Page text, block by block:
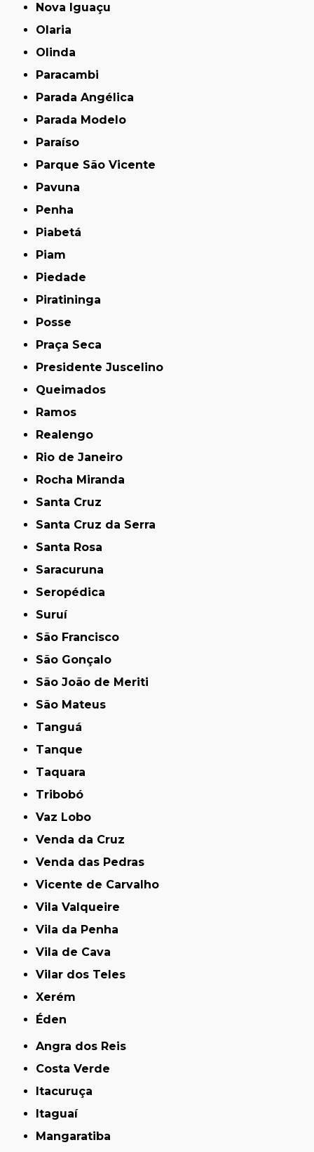
Nova Iguaçu
Olaria
Olinda
Paracambi
Parada Angélica
Parada Modelo
Paraíso
Parque São Vicente
Pavuna
Penha
Piabetá
Piam
Piedade
Piratininga
Posse
Praça Seca
Presidente Juscelino
Queimados
Ramos
Realengo
Rio de Janeiro
Rocha Miranda
Santa Cruz
Santa Cruz da Serra
Santa Rosa
Saracuruna
Seropédica
Suruí
São Francisco
São Gonçalo
São João de Meriti
São Mateus
Tanguá
Tanque
Taquara
Tribobó
Vaz Lobo
Venda da Cruz
Venda das Pedras
Vicente de Carvalho
Vila Valqueire
Vila da Penha
Vila de Cava
Vilar dos Teles
Xerém
Éden
Angra dos Reis
Costa Verde
Itacuruça
Itaguaí
Mangaratiba